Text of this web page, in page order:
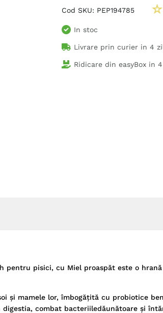
Cod SKU: PEP194785 ☆
In stoc
Livrare prin curier in 4
Ridicare din easyBox in
pentru pisici, cu Miel proaspăt este o
și mamele lor, îmbogățită cu probiotice
combat bacteriiledăunătoare și